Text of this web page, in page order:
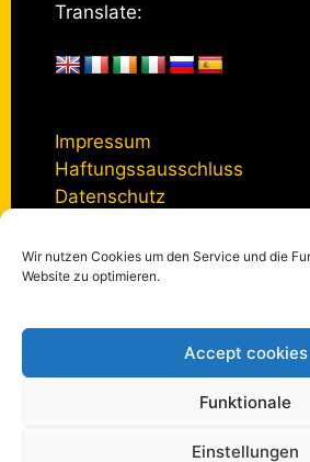
Wir nutzen Cookies um den Service und die
Website zu optimieren.
Accept cookies
Funktionale
Einstellungen
Translate:
Impressum
Haftungssausschluss
Datenschutz
Kontakt
kulturmanagement-
Datenschutzerklärung|